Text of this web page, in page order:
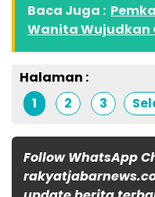
Baca Juga :
Wanita Wujudkan
Halaman :
1
2 3
Follow WhatsApp